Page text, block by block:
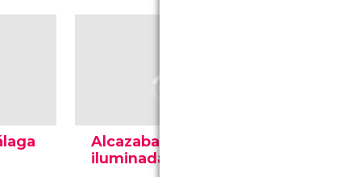
Alcazaba de Málaga
iluminada